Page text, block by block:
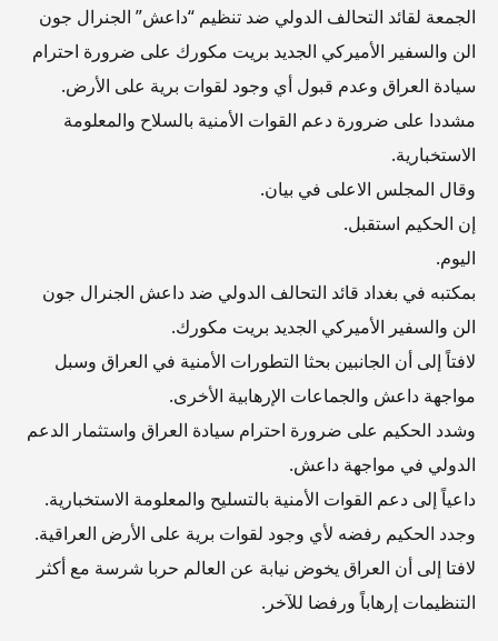
الجمعة لقائد التحالف الدولي ضد تنظيم “داعش” الجنرال جون
الن والسفير الأميركي الجديد بريت مكورك على ضرورة احترام
سيادة العراق وعدم قبول أي وجود لقوات برية على الأرض.
مشددا على ضرورة دعم القوات الأمنية بالسلاح والمعلومة
الاستخبارية.
وقال المجلس الاعلى في بيان.
إن الحكيم استقبل.
اليوم.
بمكتبه في بغداد قائد التحالف الدولي ضد داعش الجنرال جون
الن والسفير الأميركي الجديد بريت مكورك.
لافتاً إلى أن الجانبين بحثا التطورات الأمنية في العراق وسبل
مواجهة داعش والجماعات الإرهابية الأخرى.
وشدد الحكيم على ضرورة احترام سيادة العراق واستثمار الدعم
الدولي في مواجهة داعش.
داعياً إلى دعم القوات الأمنية بالتسليح والمعلومة الاستخبارية.
وجدد الحكيم رفضه لأي وجود لقوات برية على الأرض العراقية.
لافتا إلى أن العراق يخوض نيابة عن العالم حربا شرسة مع أكثر
التنظيمات إرهاباً ورفضا للآخر.